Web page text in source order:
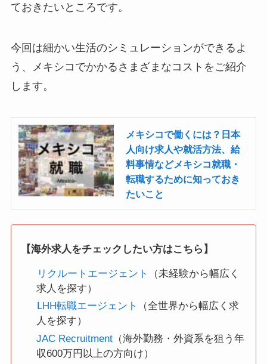
ておきたいところです。
今回は細かい生活のシミュレーションができるよ
う、メキシコでかかるさまざまなコストをご紹介
します。
メキシコで働くには？日本
人向け求人や就活方法、給
料事情などメキシコ就職・
転職するために知っておき
たいこと
【海外求人をチェックしたい方はこちら】
リクルートエージェント
（未経験から幅広く
求人を探す）
LHH転職エージェント
（全世界から幅広く求
人を探す）
JAC Recruitment （海外勤務・外資系を狙う年
収600万円以上の方向け）